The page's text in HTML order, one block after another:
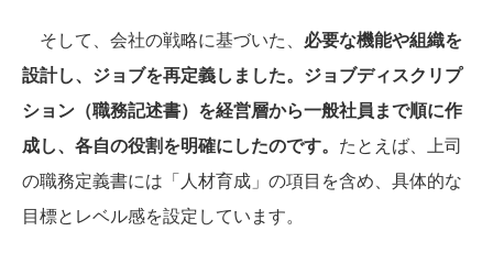
そして、会社の戦略に基づいた、 必要な機能や組織を
設計し、ジョブを再定義しました。ジョブディスクリプ
ション（職務記述書）を経営層から一般社員まで順に作
成し、各自の役割を明確にしたのです。 たとえば、上司
の職務定義書には「人材育成」の項目を含め、具体的な
目標とレベル感を設定しています。